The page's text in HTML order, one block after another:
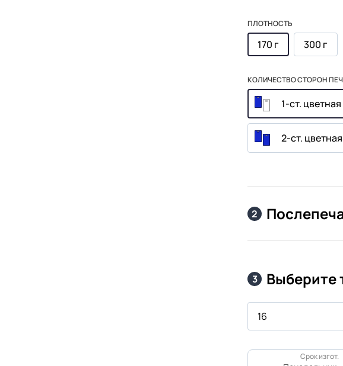
ПЛОТНОСТЬ
170 г 300 г
КОЛИЧЕСТВО СТОРОН
1-ст.
2-ст.
2
3 Выберите
Срок изгот.